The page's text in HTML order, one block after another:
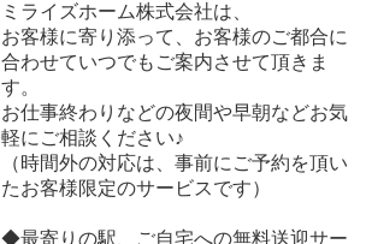
ミライズホーム株式会社は、
お客様に寄り添って、お客様のご都合に
合わせていつでもご案内させて頂きま
す。
お仕事終わりなどの夜間や早朝などお気
軽にご相談ください♪
（時間外の対応は、事前にご予約を頂い
たお客様限定のサービスです）
◆最寄りの駅、ご自宅への無料送迎サー